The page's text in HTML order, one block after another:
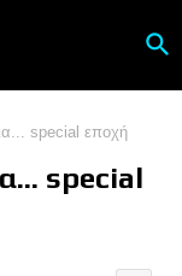
special εποχή
special